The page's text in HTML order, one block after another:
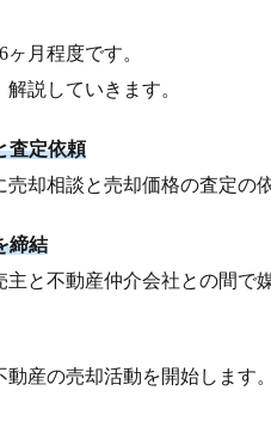
月程度です。
説していきます。
査定依頼
却相談と売却価格の査定の
締結
と不動産仲介会社との間で
産の売却活動を開始します。